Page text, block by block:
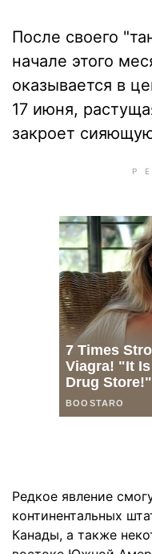
После своего
начале этого
оказывается в
17 июня,
закроет
Редкое явление
континентальных
Канады, а также